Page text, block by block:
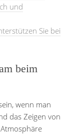
und
Sie bei
beim
wenn man
das Zeigen von